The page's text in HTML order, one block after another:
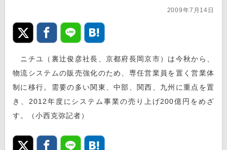
2009年7月14日
ニチユ（裏辻俊彦社長、京都府長岡京市）は今秋から、
物流システムの販売強化のため、専任営業員を置く営業体
制に移行。需要の多い関東、中部、関西、九州に重点を置
き、2012年度にシステム事業の売り上げ200億円をめざ
す。（小西克弥記者）